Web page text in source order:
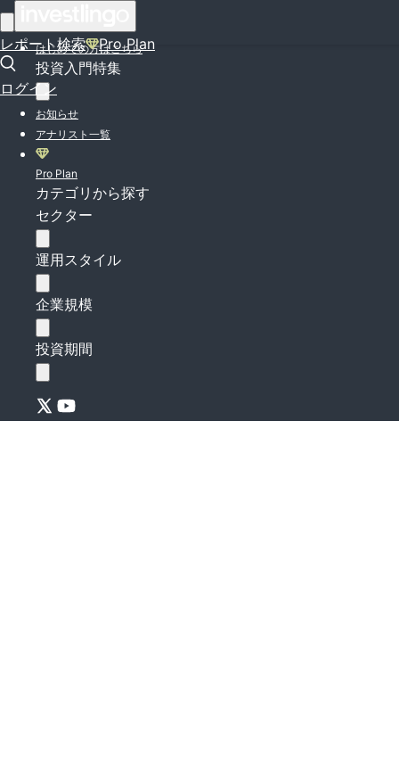
レポート検索 Pro Plan
ログイン
はじめての方はこちら
投資入門特集
お知らせ
アナリスト一覧
Pro Plan
カテゴリから探す
セクター
運用スタイル
企業規模
投資期間